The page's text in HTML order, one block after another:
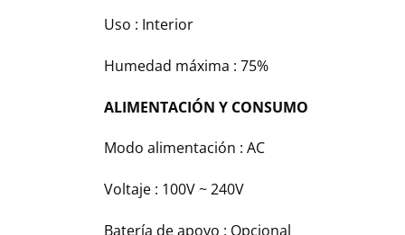
Uso : Interior
Humedad máxima : 75%
ALIMENTACIÓN Y CONSUMO
Modo alimentación : AC
Voltaje : 100V ~ 240V
Batería de apoyo : Opcional